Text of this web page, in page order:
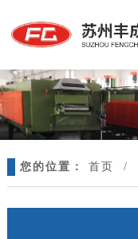
您的位置： 首页 /